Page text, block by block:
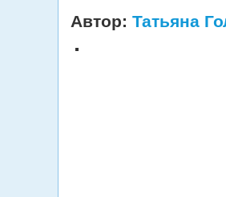
Автор: Татьяна